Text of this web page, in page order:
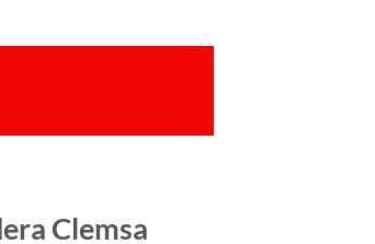
Clemsa